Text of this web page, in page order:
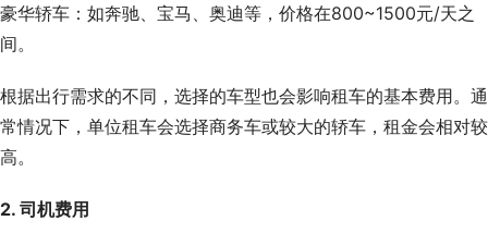
豪华轿车：如奔驰、宝马、奥迪等，价格在800~1500元/天之
间。
根据出行需求的不同，选择的车型也会影响租车的基本费用。通
常情况下，单位租车会选择商务车或较大的轿车，租金会相对较
高。
2. 司机费用